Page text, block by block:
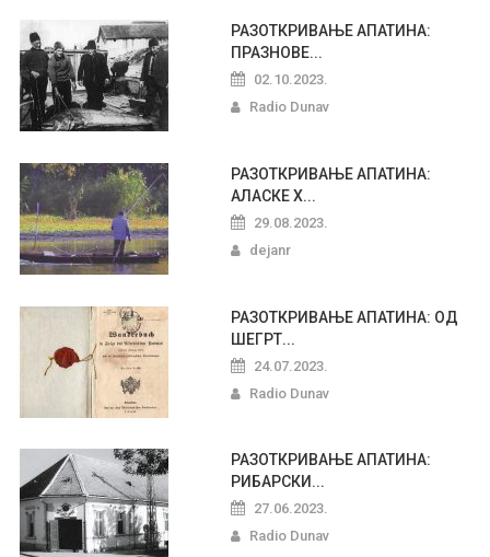
РАЗОТКРИВАЊЕ АПАТИНА:
ПРАЗНОВЕ...
02.10.2023.
Radio Dunav
РАЗОТКРИВАЊЕ АПАТИНА:
АЛАСКЕ Х...
29.08.2023.
dejanr
РАЗОТКРИВАЊЕ АПАТИНА: ОД
ШЕГРТ...
24.07.2023.
Radio Dunav
РАЗОТКРИВАЊЕ АПАТИНА:
РИБАРСКИ...
27.06.2023.
Radio Dunav